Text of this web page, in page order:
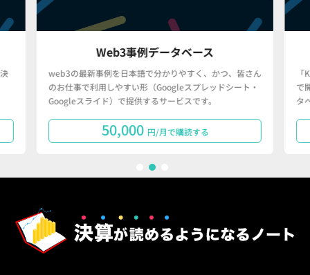
Web3事例データベース
web3の最新事例を日本語で分かりやすく、かつ、皆さん
のお仕事で利用しやすい形（Googleスプレッドシート・
Googleスライド）で提供するサービスです。
50,000 円/月で購読する
で
タ